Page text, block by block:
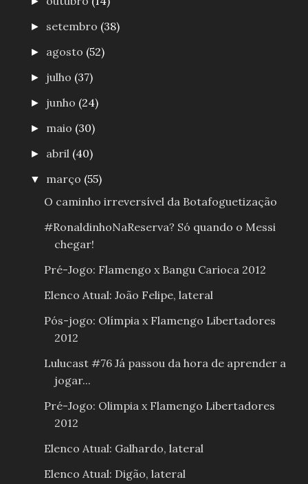
► setembro (38)
► agosto (52)
► julho (37)
► junho (24)
► maio (30)
► abril (40)
▼ março (55)
O caminho irreversível da Botafoguetização
#RonaldinhoNaReserva? Só quando o Messi
chegar!
Pré-Jogo: Flamengo x Bangu Carioca 2012
Elenco Atual: João Felipe, lateral
Pós-jogo: Olímpia x Flamengo Libertadores
2012
Lulucast #76 Já passou da hora de aprender a
jogar...
Pré-Jogo: Olimpia x Flamengo Libertadores
2012
Elenco Atual: Galhardo, lateral
Elenco Atual: Digão, lateral